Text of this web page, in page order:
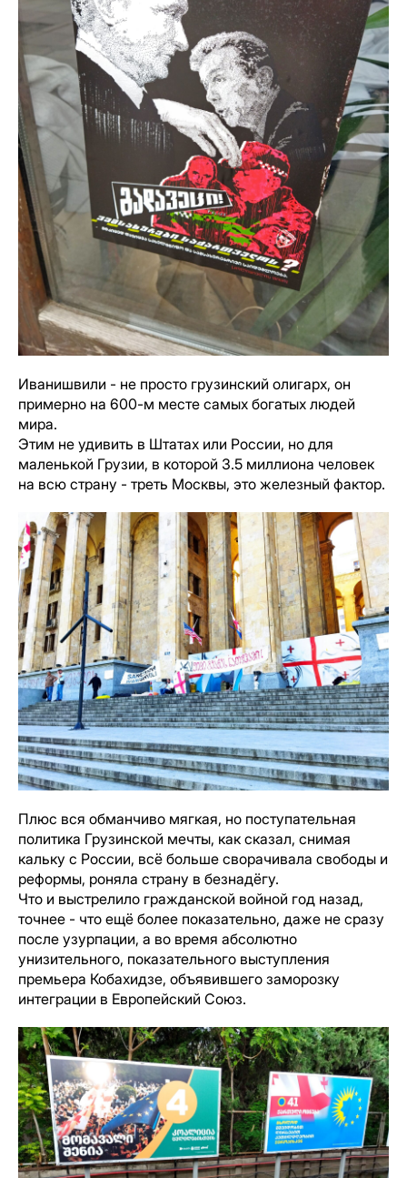
Иванишвили - не просто грузинский олигарх, он
примерно на 600-м месте самых богатых людей
мира.
Этим не удивить в Штатах или России, но для
маленькой Грузии, в которой 3.5 миллиона человек
на всю страну - треть Москвы, это железный фактор.
Плюс вся обманчиво мягкая, но поступательная
политика Грузинской мечты, как сказал, снимая
кальку с России, всё больше сворачивала свободы и
реформы, роняла страну в безнадёгу.
Что и выстрелило гражданской войной год назад,
точнее - что ещё более показательно, даже не сразу
после узурпации, а во время абсолютно
унизительного, показательного выступления
премьера Кобахидзе, объявившего заморозку
интеграции в Европейский Союз.